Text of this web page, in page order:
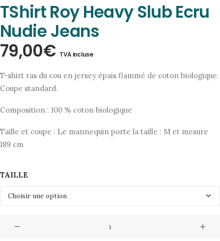
TShirt Roy Heavy Slub Ecru
Nudie Jeans
79,00€ TVA incluse
T-shirt ras du cou en jersey épais flammé de coton biologique.
Coupe standard.
Composition : 100 % coton biologique
Taille et coupe : Le mannequin porte la taille : M et mesure
189 cm
TAILLE